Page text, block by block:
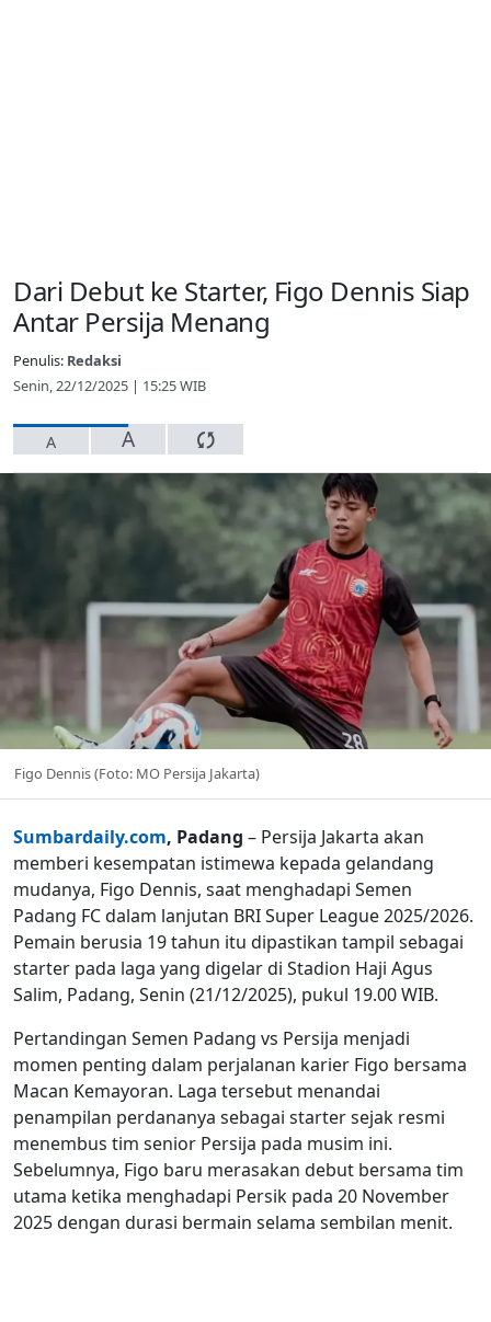
Dari Debut ke Starter, Figo Dennis Siap
Antar Persija Menang
Penulis: Redaksi
Senin, 22/12/2025 | 15:25 WIB
A A
Figo Dennis (Foto: MO Persija Jakarta)
Sumbardaily.com, Padang – Persija Jakarta akan
memberi kesempatan istimewa kepada gelandang
mudanya, Figo Dennis, saat menghadapi Semen
Padang FC dalam lanjutan BRI Super League 2025/2026.
Pemain berusia 19 tahun itu dipastikan tampil sebagai
starter pada laga yang digelar di Stadion Haji Agus
Salim, Padang, Senin (21/12/2025), pukul 19.00 WIB.
Pertandingan Semen Padang vs Persija menjadi
momen penting dalam perjalanan karier Figo bersama
Macan Kemayoran. Laga tersebut menandai
penampilan perdananya sebagai starter sejak resmi
menembus tim senior Persija pada musim ini.
Sebelumnya, Figo baru merasakan debut bersama tim
utama ketika menghadapi Persik pada 20 November
2025 dengan durasi bermain selama sembilan menit.